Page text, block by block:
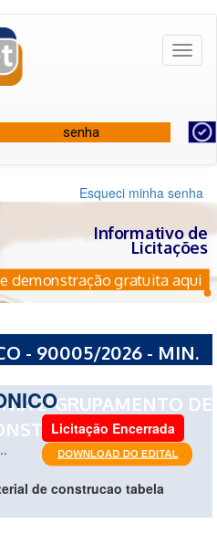
Esqueci minha senha
Informativo de
Licitações
demonstração gratuita aqui
- 90005/2026 - MIN.
2ºGRUPAMENTO DE
7
Licitação Encerrada
de construcao tabela